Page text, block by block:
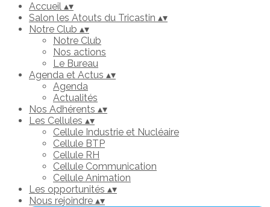
Accueil ▴▾
Salon les Atouts du Tricastin ▴▾
Notre Club ▴▾
Notre Club
Nos actions
Le Bureau
Agenda et Actus ▴▾
Agenda
Actualités
Nos Adhérents ▴▾
Les Cellules ▴▾
Cellule Industrie et Nucléaire
Cellule BTP
Cellule RH
Cellule Communication
Cellule Animation
Les opportunités ▴▾
Nous rejoindre ▴▾